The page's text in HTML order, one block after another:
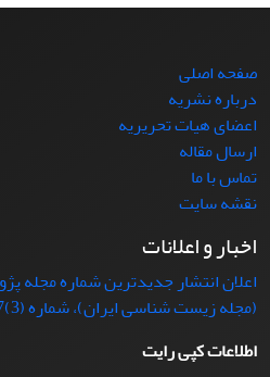
صفحه اصلی
درباره نشریه
اعضای هیات تحریریه
ارسال مقاله
تماس با ما
نقشه سایت
اخبار و اعلانات
اعلان انتشار جدیدترین شماره مجله
(مجله زیست شناسی ایران)، شماره (3)37 پاییز 1403
اطلاعات کپی رایت